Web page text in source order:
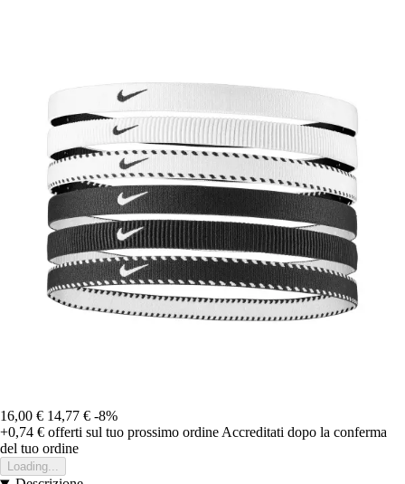
16,00 € 14,77 € -8%
+0,74 € offerti sul tuo prossimo ordine Accreditati dopo la conferma
del tuo ordine
Loading...